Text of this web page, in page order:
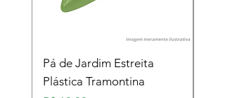
Pá de Jardim Estreita
Plástica Tramontina